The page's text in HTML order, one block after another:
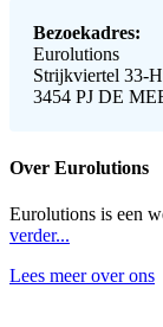
Bezoekadres:
Eurolutions
Strijkviertel 33-H
3454 PJ DE
Over Eurolutions
Eurolutions is een
verder...
Lees meer over ons